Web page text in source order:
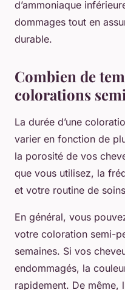
d’ammoniaque
dommages tout en
durable.
Combien de
colorations
La durée d’une
varier en fonction de
la porosité de vos
que vous utilisez, la
et votre routine de
En général, vous
votre coloration semi-
semaines. Si vos
endommagés, la
rapidement. De même,